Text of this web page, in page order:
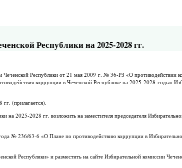
Республики на 2025-2028 гг.
Республики от 21 мая 2009 г. № 36-РЗ «О противодействии
коррупции в Чеченской Республике на 2025-2028 годы»
(прилагается).
2025-2028 гг. возложить на заместителя председателя
№ 236/63-6 «О Плане по противодействию коррупции в
Республики» и разместить на сайте Избирательной комиссии